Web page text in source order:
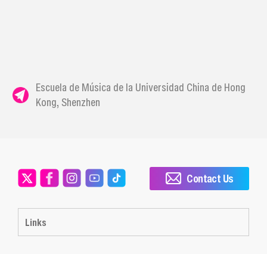
Escuela de Música de la Universidad China de Hong
Kong, Shenzhen
Links
Contact Us